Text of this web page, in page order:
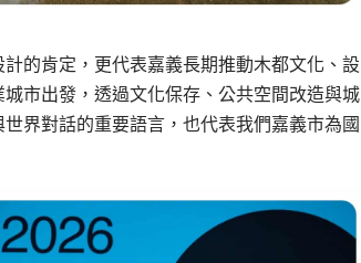
的肯定，更代表嘉義長期推動木都文化、設
市出發，透過文化保存、公共空間改造與城
界對話的重要語言，也代表我們嘉義市為國